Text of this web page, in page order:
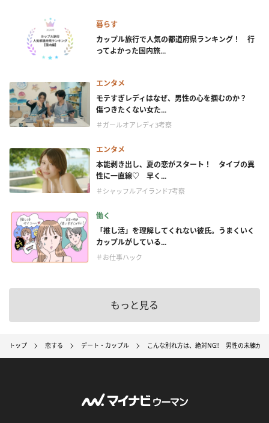
暮らす
カップル旅行で人気の都道府県ランキング！ 行
ってよかった国内旅...
エンタメ
モテすぎレディはなぜ、男性の心を掴むのか？
傷つきたくない女た...
＃ガールオアレディ3考察
エンタメ
本能剥き出し、夏の恋がスタート！ タイプの異
性に一直線♡ 早く...
＃シャッフルアイランド7考察
働く
「推し活」を理解してくれない彼氏。うまくいく
カップルがしている...
＃お仕事ハック
もっと見る
トップ 恋する デート・カップル こんな別れ方は、絶対NG!! 男性の未練が